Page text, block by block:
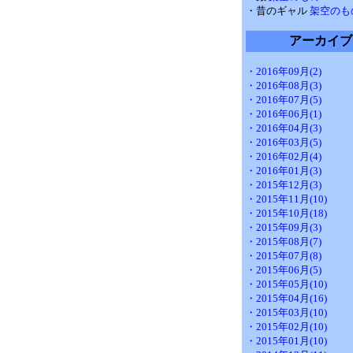
・昔のギャル 架空のも
アーカイブ
・2016年09月(2)
・2016年08月(3)
・2016年07月(5)
・2016年06月(1)
・2016年04月(3)
・2016年03月(5)
・2016年02月(4)
・2016年01月(3)
・2015年12月(3)
・2015年11月(10)
・2015年10月(18)
・2015年09月(3)
・2015年08月(7)
・2015年07月(8)
・2015年06月(5)
・2015年05月(10)
・2015年04月(16)
・2015年03月(10)
・2015年02月(10)
・2015年01月(10)